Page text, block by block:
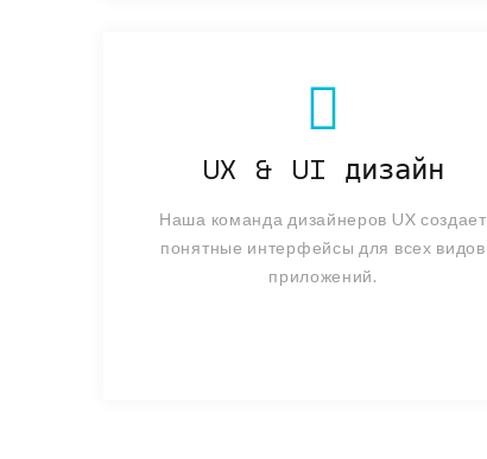
UX & UI дизайн
Наша команда дизайнеров UX создает
понятные интерфейсы для всех видов
приложений.